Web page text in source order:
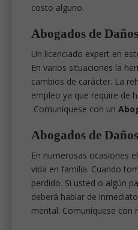
costo alguno.
Abogados de
Un licenciado expert en
En varios situaciones la
cambios de carácter. La
empleo ya que require de
Comuníquese con un
Abogados de
En numerosas ocasiones
vida en familia. Cuando
perdido. Si usted o algún
deberá hablar de
mental. Comuníquese con